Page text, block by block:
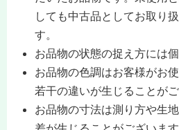
しても中古品としてお取り
す。
お品物の状態の捉え方には
お品物の色調はお客様がお
若干の違いが生じることがご
お品物の寸法は測り方や生